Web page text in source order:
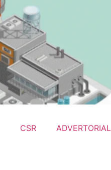
CSR ADVERTORIAL